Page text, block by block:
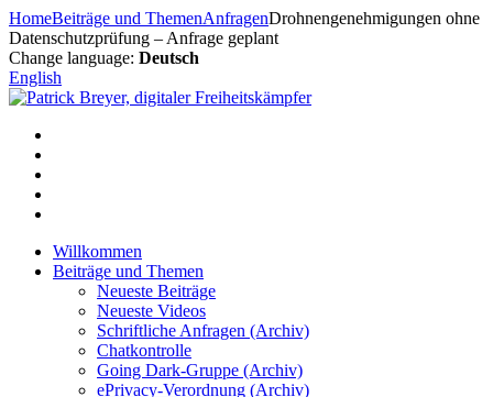
Zum
Inhalt
springen
HomeBeiträge und ThemenAnfragenDrohnengenehmigungen ohne
Datenschutzprüfung – Anfrage geplant
Change language: Deutsch
English
Willkommen
Beiträge und Themen
Neueste Beiträge
Neueste Videos
Schriftliche Anfragen (Archiv)
Chatkontrolle
Going Dark-Gruppe (Archiv)
ePrivacy-Verordnung (Archiv)